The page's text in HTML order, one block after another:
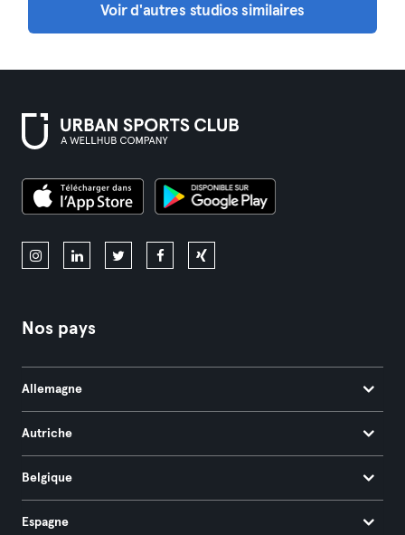
Voir d'autres studios similaires
Nos pays
Allemagne
Autriche
Belgique
Espagne